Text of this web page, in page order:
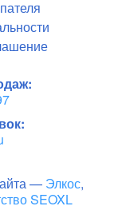
— Элкос,
SEOXL